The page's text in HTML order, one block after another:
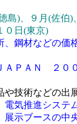
９月(佐伯)、
(東京)
、鋼材などの価
ＡＰＡＮ ２０
や技術などの出
電気推進システ
展示ブースの中